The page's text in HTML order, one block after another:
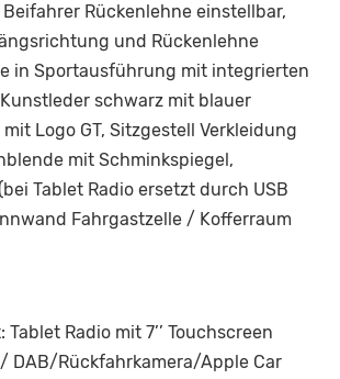
Rückenlehne einstellbar,
und Rückenlehne
in Sportausführung mit integrierten
schwarz mit blauer
Logo GT, Sitzgestell Verkleidung
mit Schminkspiegel,
Tablet Radio ersetzt durch USB
Fahrgastzelle / Kofferraum
Radio mit 7’’ Touchscreen
DAB/Rückfahrkamera/Apple Car